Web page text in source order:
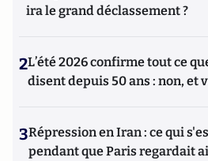
ira le grand déclassement ?
2L’été 2026 confirme tout ce
disent depuis 50 ans : non, et
3Répression en Iran : ce qui
pendant que Paris regardait